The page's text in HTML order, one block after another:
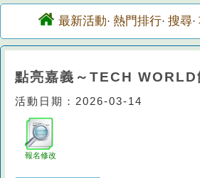
最新活動· 熱門排行· 搜尋·
點亮嘉義～TECH WORLD
活動日期：2026-03-14
報名修改